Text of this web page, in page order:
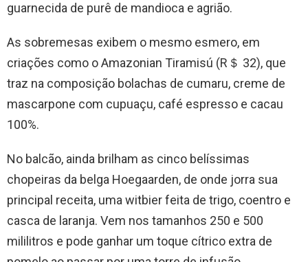
guarnecida de purê de mandioca e agrião.
As sobremesas exibem o mesmo esmero, em
criações como o Amazonian Tiramisú (R＄ 32), que
traz na composição bolachas de cumaru, creme de
mascarpone com cupuaçu, café espresso e cacau
100%.
No balcão, ainda brilham as cinco belíssimas
chopeiras da belga Hoegaarden, de onde jorra sua
principal receita, uma witbier feita de trigo, coentro e
casca de laranja. Vem nos tamanhos 250 e 500
mililitros e pode ganhar um toque cítrico extra de